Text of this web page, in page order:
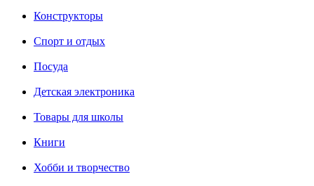
Конструкторы
Спорт и отдых
Посуда
Детская электроника
Товары для школы
Книги
Хобби и творчество